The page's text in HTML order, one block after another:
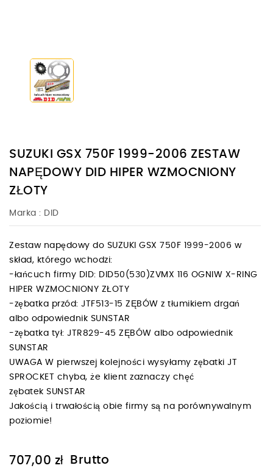
SUZUKI GSX 750F 1999-2006 ZESTAW
NAPĘDOWY DID HIPER WZMOCNIONY
ZŁOTY
Marka : DID
Zestaw napędowy do SUZUKI GSX 750F 1999-2006 w
skład, którego wchodzi:
-łańcuch firmy DID: DID50(530)ZVMX 116 OGNIW X-RING
HIPER WZMOCNIONY ZŁOTY
-zębatka przód: JTF513-15 ZĘBÓW z tłumikiem drgań
albo odpowiednik SUNSTAR
-zębatka tył: JTR829-45 ZĘBÓW albo odpowiednik
SUNSTAR
UWAGA W pierwszej kolejności wysyłamy zębatki JT
SPROCKET chyba, że klient zaznaczy chęć
zębatek SUNSTAR
Jakością i trwałością obie firmy są na porównywalnym
poziomie!
707,00 zł Brutto